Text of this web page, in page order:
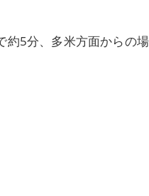
5分、多米方面からの